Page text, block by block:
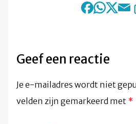
Geef een reactie
Je e-mailadres wordt niet
velden zijn gemarkeerd met *